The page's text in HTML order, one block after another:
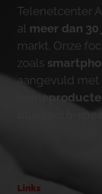
Telenetcenter
al meer dan
markt. Onze
zoals
aangevuld met
bluetooth-
Links